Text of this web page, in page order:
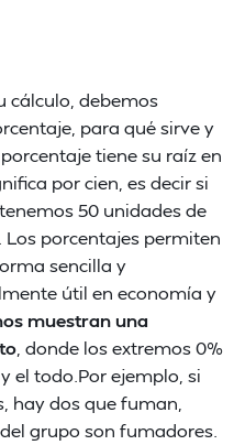
cálculo, debemos
para qué sirve y
tiene su raíz en
por cien, es decir si
50 unidades de
Los porcentajes permiten
sencilla y
útil en economía y
muestran una
, donde los extremos 0%
el todo.Por ejemplo, si
hay dos que fuman,
grupo son fumadores.